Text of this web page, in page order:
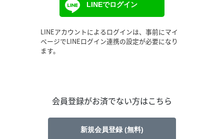
LINEでログイン
LINEアカウントによるログインは、事前にマイ
ページでLINEログイン連携の設定が必要になり
ます。
会員登録がお済でない方はこちら
新規会員登録 (無料)